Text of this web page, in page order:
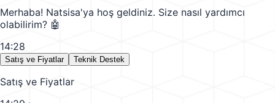
Merhaba! Natsisa'ya hoş geldiniz. Size nasıl yardımcı
olabilirim? 🤖
14:28
Satış ve Fiyatlar Teknik Destek
Satış ve Fiyatlar